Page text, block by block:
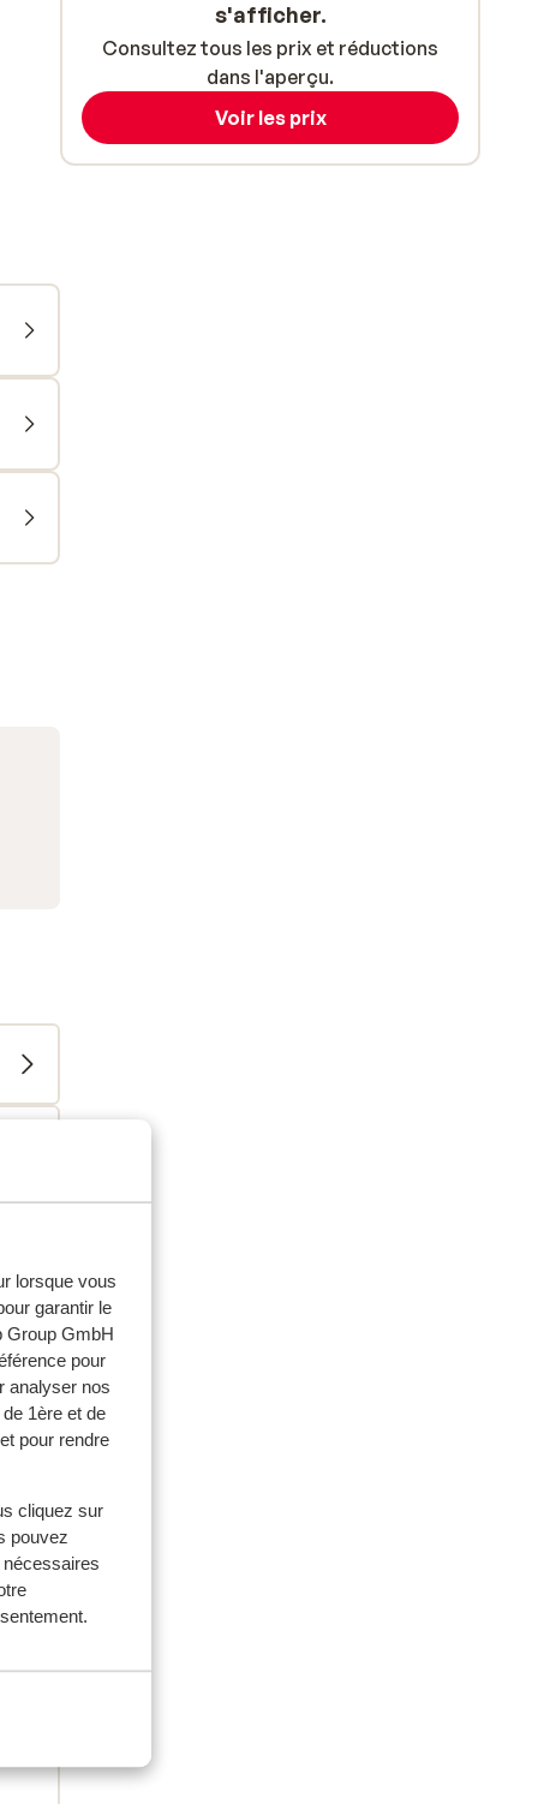
lorsque vous
garantir le
Group GmbH
pour
analyser nos
1ère et de
pour rendre
cliquez sur
pouvez
s'afficher.
Consultez tous les prix et réductions
dans l'aperçu.
Voir les prix